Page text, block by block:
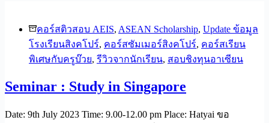
คอร์สติวสอบ AEIS, ASEAN Scholarship, Update ข้อมูล
โรงเรียนสิงคโปร์, คอร์สซัมเมอร์สิงคโปร์, คอร์สเรียน
พิเศษกับครูบ๊วย, รีวิวจากนักเรียน, สอบชิงทุนอาเซียน
Seminar : Study in Singapore
Date: 9th July 2023 Time: 9.00-12.00 pm Place: Hatyai ขอ